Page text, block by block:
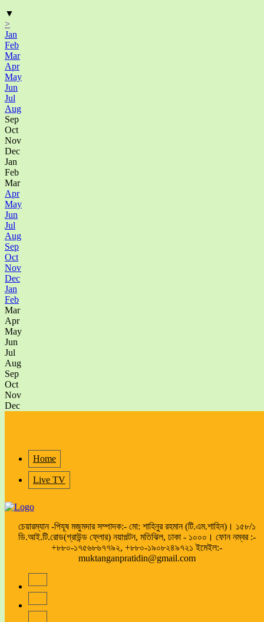
▼
>
Jan
Feb
Mar
Apr
May
Jun
Jul
Aug
Sep
Oct
Nov
Dec
Jan
Feb
Mar
Apr
May
Jun
Jul
Aug
Sep
Oct
Nov
Dec
Jan
Feb
Mar
Apr
May
Jun
Jul
Aug
Sep
Oct
Nov
Dec
Home
Live TV
চেয়ারম্যান -পিযূষ মজুমদার সম্পাদক:- মো: শাহিনুর রহমান (টি.এম.শাহিন)। ১৫৮/১
ডি.আই.টি.রোড(গ্রাউন্ড ফ্লোর) নয়াপল্টন, মতিঝিল, ঢাকা - ১০০০। ফোন নম্বর :-
+৮৮০-১৭৫৬৮৬৭৭৯২, +৮৮০-১৯০৮২৪৯৭২১ ইমেইল:-
muktanganpratidin@gmail.com